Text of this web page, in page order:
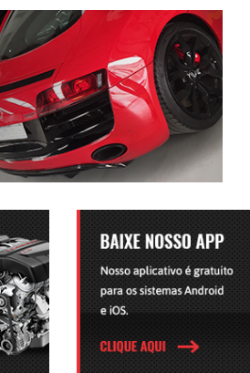
evitar acidentes e imprevistos na
e economia.
atuais e potenciais,
serviços de mão-de-obra
busca por maior competitividade.
seus serviços a Invest Auto, prioriza
com excelência em serviço
garantido: colaboradores mais